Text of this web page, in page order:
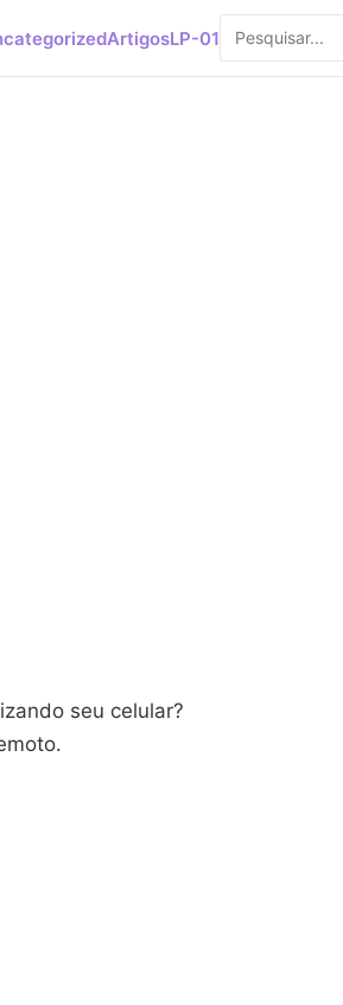
ArtigosLP-01
seu celular?